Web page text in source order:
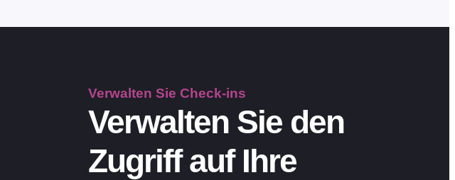
Verwalten Sie Check-ins
Verwalten Sie den
Zugriff auf Ihre